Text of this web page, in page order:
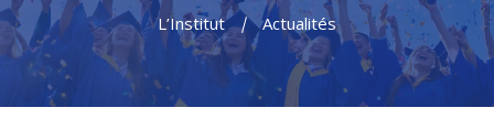
L’Institut Actualités